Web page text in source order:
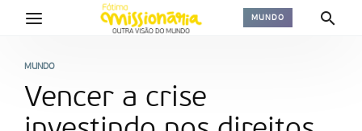
MUNDO
MUNDO
Vencer a crise